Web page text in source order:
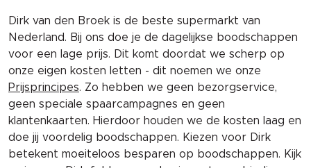
Dirk van den Broek is de beste supermarkt van
Nederland. Bij ons doe je de dagelijkse boodschappen
voor een lage prijs. Dit komt doordat we scherp op
onze eigen kosten letten - dit noemen we onze
Prijsprincipes. Zo hebben we geen bezorgservice,
geen speciale spaarcampagnes en geen
klantenkaarten. Hierdoor houden we de kosten laag en
doe jij voordelig boodschappen. Kiezen voor Dirk
betekent moeiteloos besparen op boodschappen. Kijk